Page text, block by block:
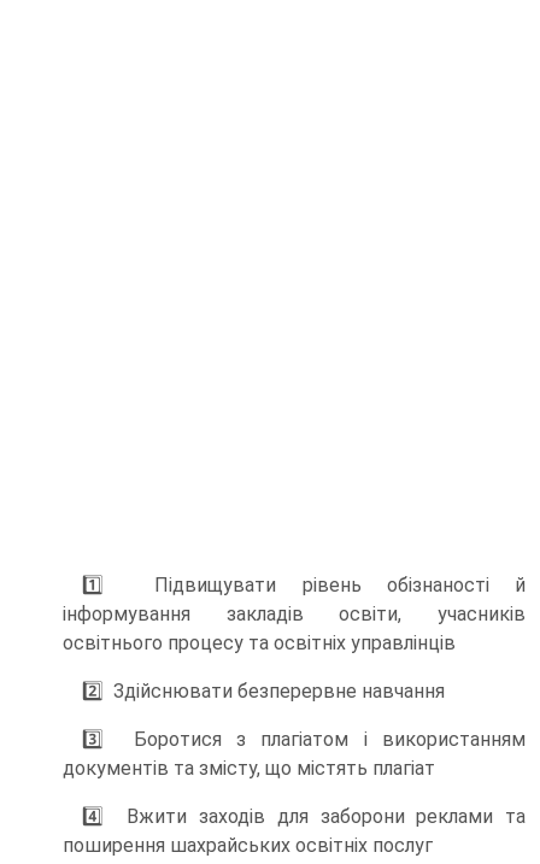
1️⃣ Підвищувати рівень обізнаності й
інформування закладів освіти, учасників
освітнього процесу та освітніх управлінців
2️⃣ Здійснювати безперервне навчання
3️⃣ Боротися з плагіатом і використанням
документів та змісту, що містять плагіат
4️⃣ Вжити заходів для заборони реклами та
поширення шахрайських освітніх послуг